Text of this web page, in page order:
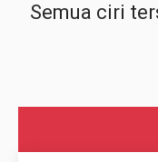
Semua ciri